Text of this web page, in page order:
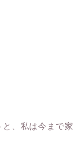
、私は今まで